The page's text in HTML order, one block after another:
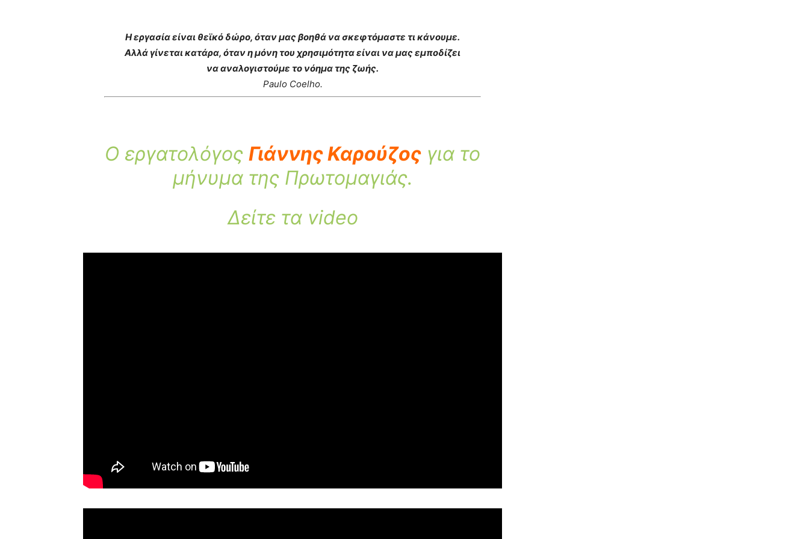
Η εργασία είναι θεϊκό δώρο, όταν μας βοηθά να σκεφτόμαστε τι κάνουμε.
Αλλά γίνεται κατάρα, όταν η μόνη του χρησιμότητα είναι να μας εμποδίζει
να αναλογιστούμε το νόημα της ζωής.
Paulo Coelho.
Ο εργατολόγος Γιάννης Καρούζος για το
μήνυμα της Πρωτομαγιάς.
Δείτε τα video